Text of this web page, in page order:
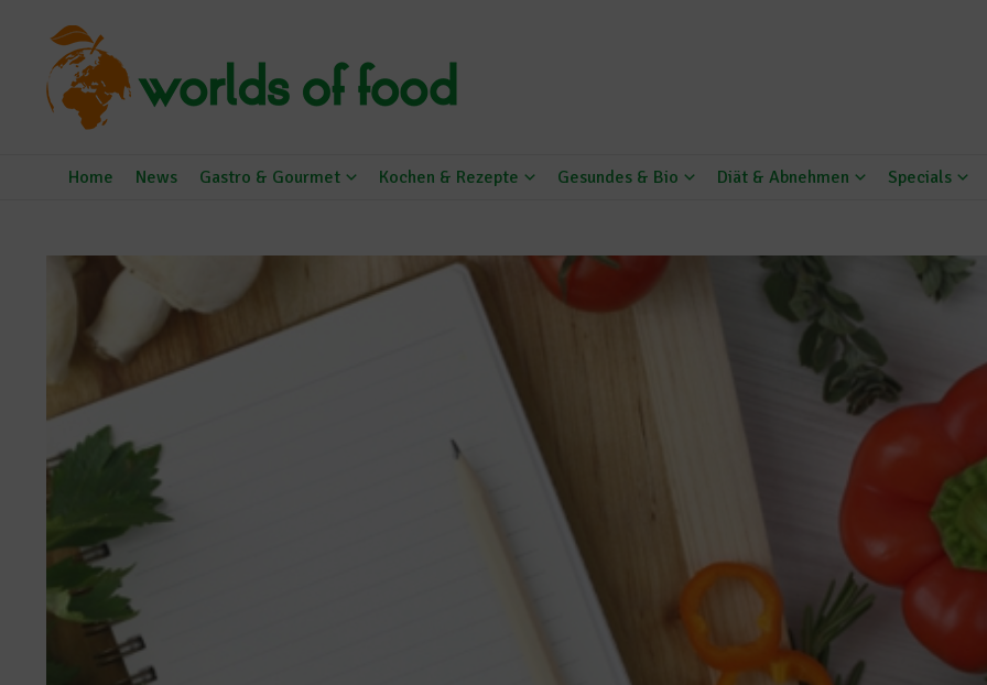
Home News Gastro & Gourmet Kochen & Rezepte Gesundes & Bio Diät & Abnehmen Specials